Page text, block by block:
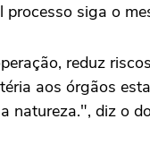
siga o
reduz
aos órgãos
natureza.", diz o